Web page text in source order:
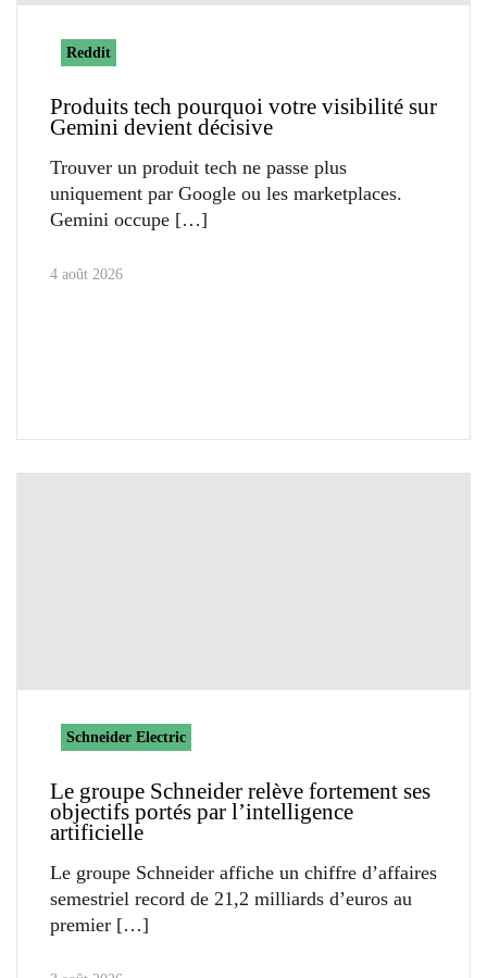
Reddit
Produits tech pourquoi votre visibilité sur
Gemini devient décisive
Trouver un produit tech ne passe plus
uniquement par Google ou les marketplaces.
Gemini occupe
4 août 2026
Schneider Electric
Le groupe Schneider relève fortement ses
objectifs portés par l’intelligence
artificielle
Le groupe Schneider affiche un chiffre d’affaires
semestriel record de 21,2 milliards d’euros au
premier